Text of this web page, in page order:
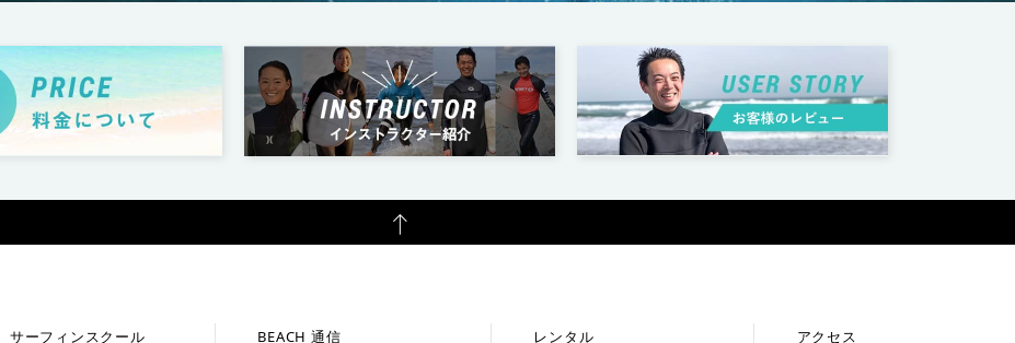
サーフィンスクール BEACH 通信 レンタル アクセス